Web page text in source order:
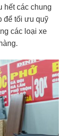
hết các chung
để tối ưu quỹ
các loại xe